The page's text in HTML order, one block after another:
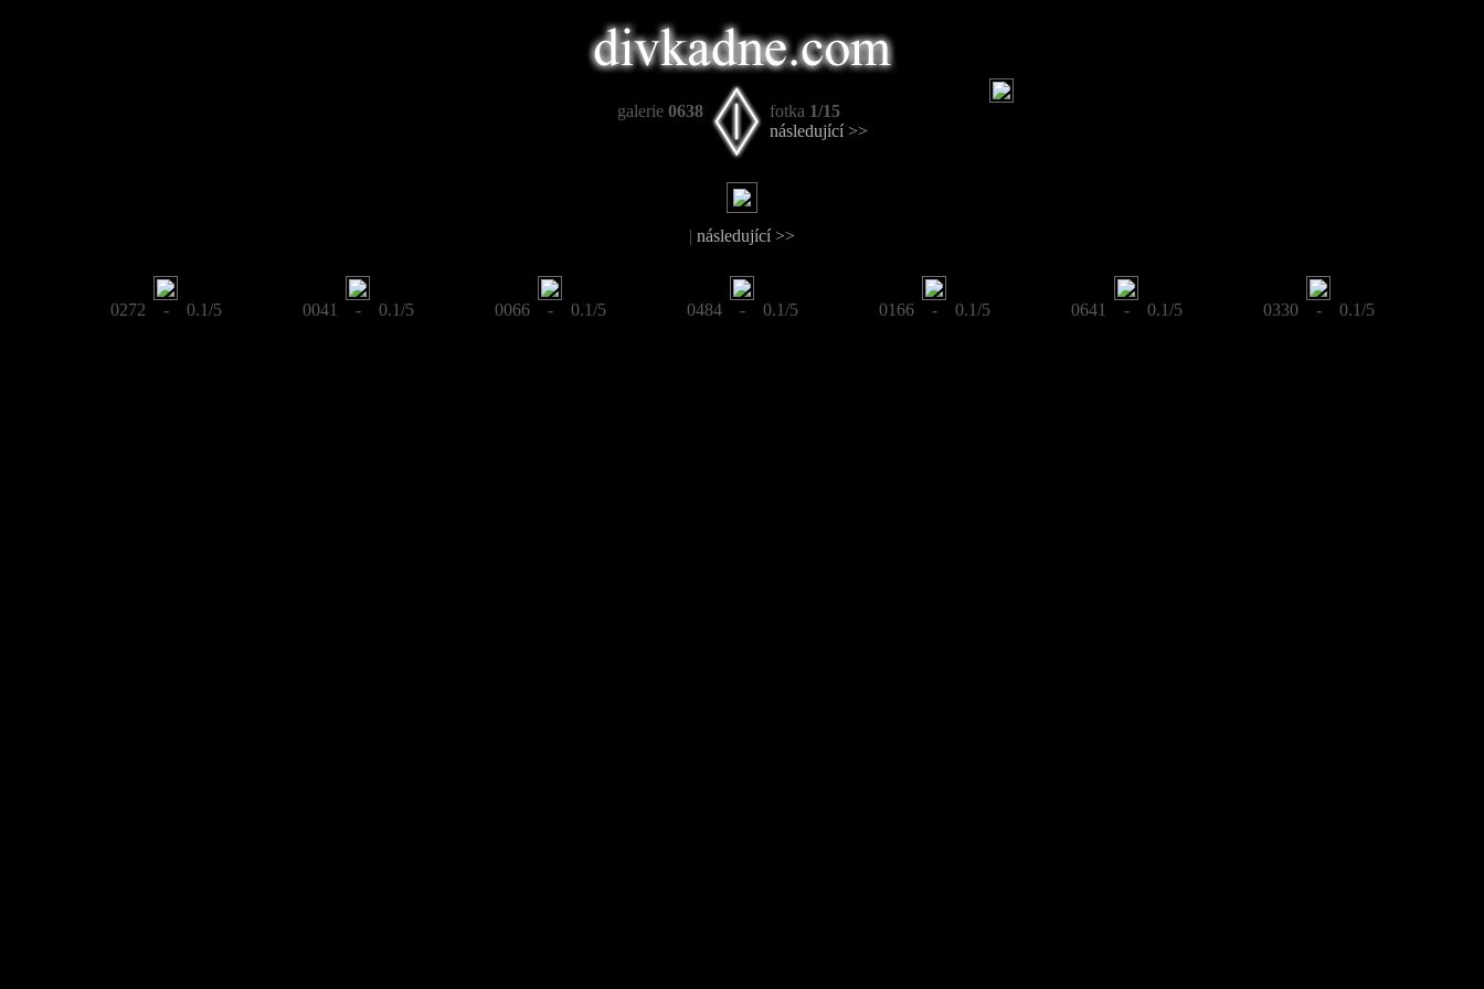
galerie 0638 fotka 1/15
následující >>
| následující >>
0272 - 0.1/5 0041 - 0.1/5 0066 - 0.1/5 0484 - 0.1/5 0166 - 0.1/5 0641 - 0.1/5 0330 - 0.1/5